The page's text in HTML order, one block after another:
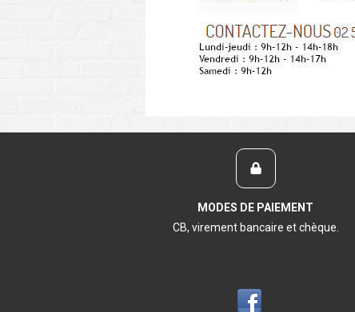
MODES DE PAIEMENT
CB, virement bancaire et chèque.